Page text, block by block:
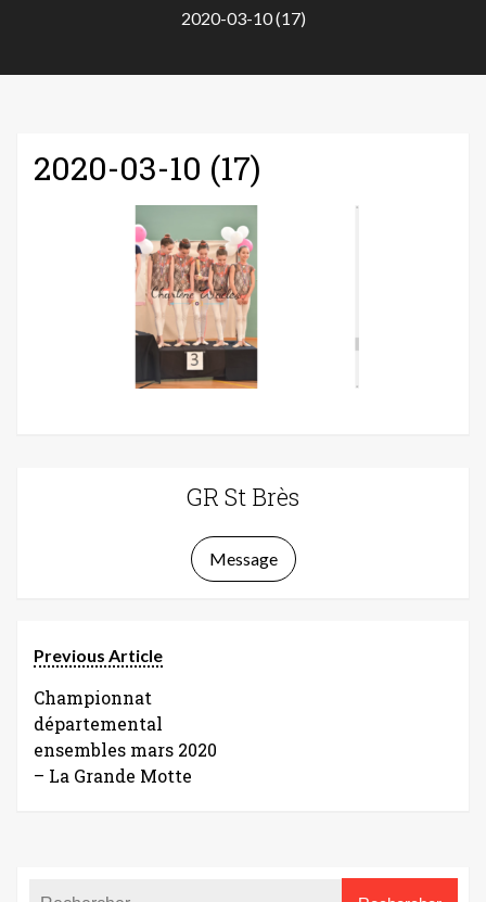
2020-03-10 (17)
2020-03-10 (17)
GR St Brès
Message
Previous Article
Championnat
départemental
ensembles mars 2020
– La Grande Motte